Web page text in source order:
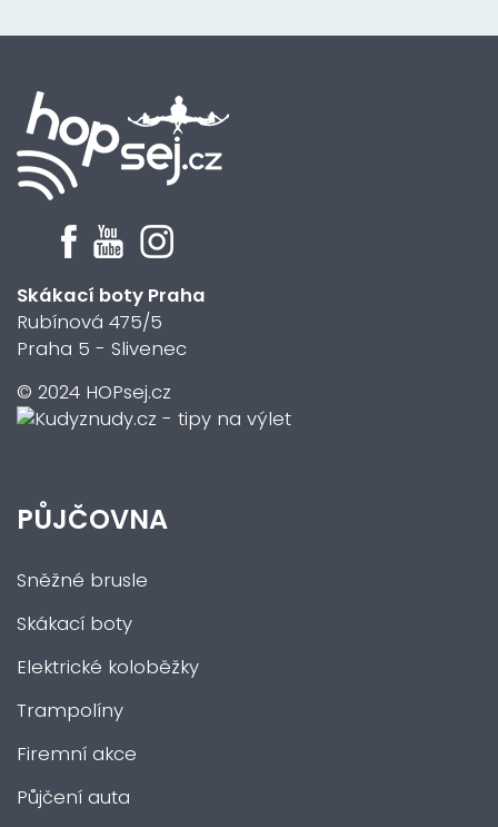
Skákací boty Praha
Rubínová 475/5
Praha 5 - Slivenec
© 2024 HOPsej.cz
PŮJČOVNA
Sněžné brusle
Skákací boty
Elektrické koloběžky
Trampolíny
Firemní akce
Půjčení auta